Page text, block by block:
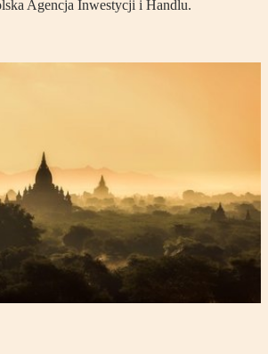
Agencja Inwestycji i Handlu.